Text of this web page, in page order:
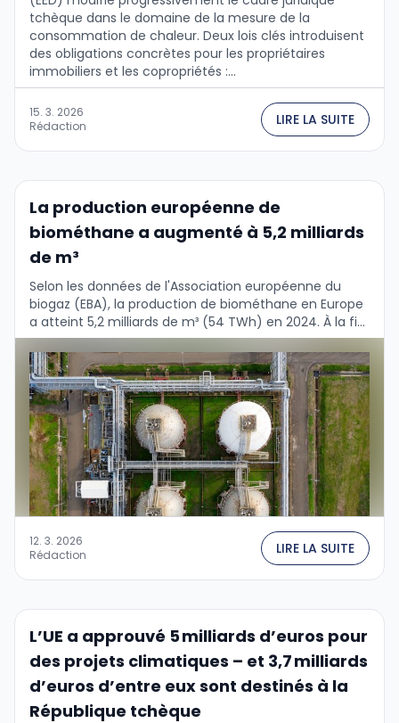
tchèque dans le domaine de la mesure de la
consommation de chaleur. Deux lois clés introduisent
des obligations concrètes pour les propriétaires
immobiliers et les copropriétés :...
15. 3. 2026
Rédaction
LIRE LA SUITE
La production européenne de
biométhane a augmenté à 5,2 milliards
de m³
Selon les données de l'Association européenne du
biogaz (EBA), la production de biométhane en Europe
a atteint 5,2 milliards de m³ (54 TWh) en 2024. À la fin
de l'année, …
12. 3. 2026
Rédaction
LIRE LA SUITE
L’UE a approuvé 5 milliards d’euros pour
des projets climatiques – et 3,7 milliards
d’euros d’entre eux sont destinés à la
République tchèque